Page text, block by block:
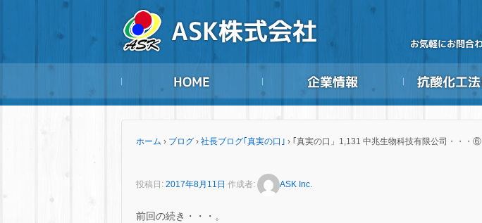
ホーム › ブログ › 社長ブログ｢真実の口｣ › ｢真実の口」1,131 中兆生物科技有限公司・・・⑥
投稿日: 2017年8月11日 作成者: ASK Inc.
前回の続き・・・。